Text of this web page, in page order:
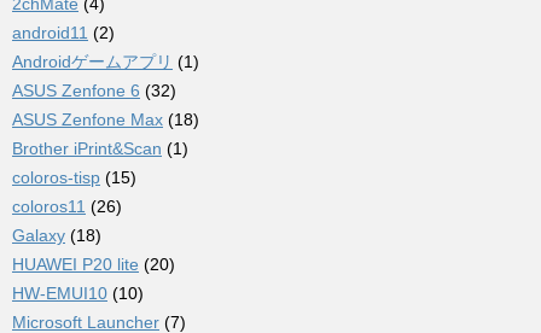
android11 (2)
Androidゲームアプリ (1)
ASUS Zenfone 6 (32)
ASUS Zenfone Max (18)
Brother iPrint&Scan (1)
coloros-tisp (15)
coloros11 (26)
Galaxy (18)
HUAWEI P20 lite (20)
HW-EMUI10 (10)
Microsoft Launcher (7)